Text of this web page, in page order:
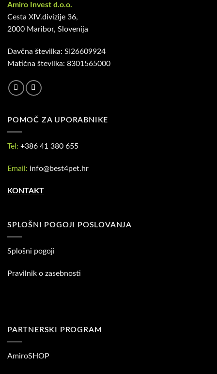
Amiro Invest d.o.o.
Cesta XIV.divizije 36,
2000 Maribor, Slovenija
Davčna številka: SI26609924
Matična številka: 8301565000
POMOČ ZA UPORABNIKE
Tel: +386 41 380 655
Email: info@best4pet.hr
KONTAKT
SPLOŠNI POGOJI POSLOVANJA
Splošni pogoji
Pravilnik o zasebnosti
PARTNERSKI PROGRAM
AmiroSHOP